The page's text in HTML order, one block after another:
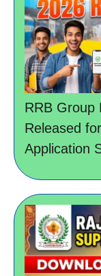
RRB Group
Released
Application